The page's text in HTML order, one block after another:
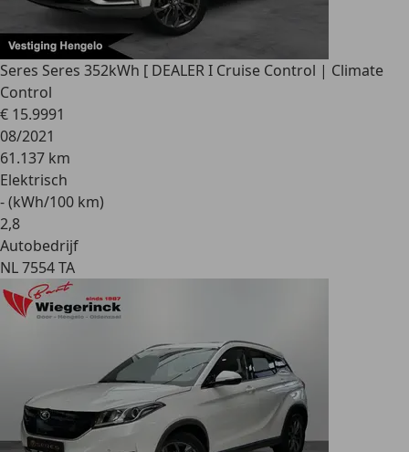
Seres Seres 352kWh [ DEALER I Cruise Control | Climate
Control
€ 15.9991
08/2021
61.137 km
Elektrisch
- (kWh/100 km)
2,8
Autobedrijf
NL 7554 TA